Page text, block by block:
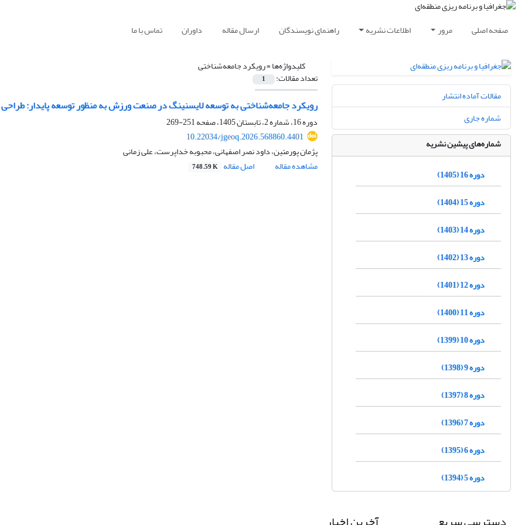
صفحه اصلی مرور اطلاعات نشریه راهنمای نویسندگان ارسال مقاله داوران تماس با ما
کلیدواژه‌ها =رویکرد جامعه‌شناختی
تعداد مقالات: 1
رویکرد جامعه‌شناختی به توسعه لایسنینگ در صنعت ورزش به منظور توسعه پایدار: طراحی
دوره 16، شماره 2، تابستان 1405، صفحه
251-269
10.22034/jgeoq.2026.568860.4401
پژمان پورمتین، داود نصر اصفهانی، محبوبه خداپرست، علی زمانی
مشاهده مقاله
اصل مقاله 748.59 K
مقالات آماده انتشار
شماره جاری
شماره‌های پیشین نشریه
دوره 16 (1405)
دوره 15 (1404)
دوره 14 (1403)
دوره 13 (1402)
دوره 12 (1401)
دوره 11 (1400)
دوره 10 (1399)
دوره 9 (1398)
دوره 8 (1397)
دوره 7 (1396)
دوره 6 (1395)
دوره 5 (1394)